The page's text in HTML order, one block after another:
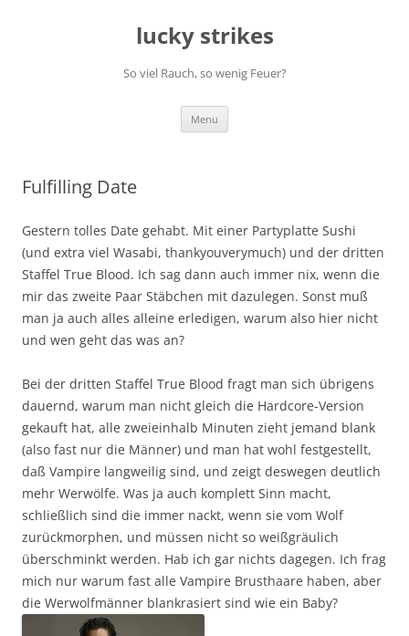
lucky strikes
So viel Rauch, so wenig Feuer?
Menu
Fulfilling Date
Gestern tolles Date gehabt. Mit einer Partyplatte Sushi
(und extra viel Wasabi, thankyouverymuch) und der dritten
Staffel True Blood. Ich sag dann auch immer nix, wenn die
mir das zweite Paar Stäbchen mit dazulegen. Sonst muß
man ja auch alles alleine erledigen, warum also hier nicht
und wen geht das was an?
Bei der dritten Staffel True Blood fragt man sich übrigens
dauernd, warum man nicht gleich die Hardcore-Version
gekauft hat, alle zweieinhalb Minuten zieht jemand blank
(also fast nur die Männer) und man hat wohl festgestellt,
daß Vampire langweilig sind, und zeigt deswegen deutlich
mehr Werwölfe. Was ja auch komplett Sinn macht,
schließlich sind die immer nackt, wenn sie vom Wolf
zurückmorphen, und müssen nicht so weißgräulich
überschminkt werden. Hab ich gar nichts dagegen. Ich frag
mich nur warum fast alle Vampire Brusthaare haben, aber
die Werwolfmänner blankrasiert sind wie ein Baby?